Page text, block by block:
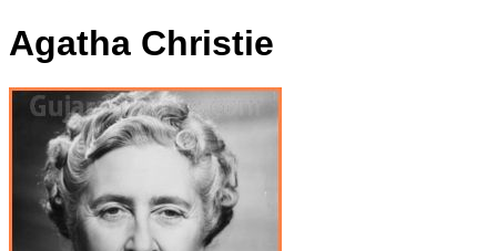
Agatha Christie